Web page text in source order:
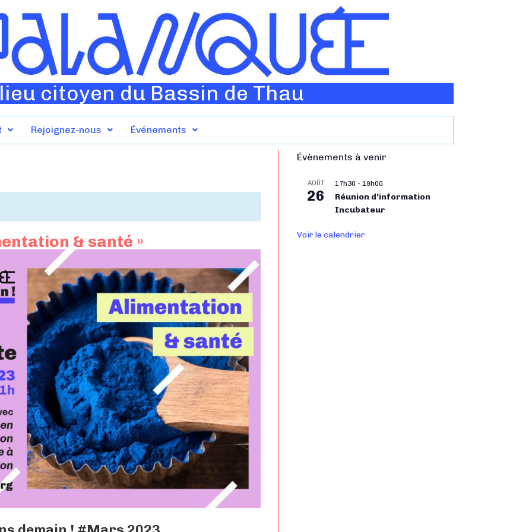
citoyen du Bassin de Thau
Rejoignez-nous Événements
& santé »
Évènements à venir
AOÛT
26
17h30 -19h00
Réunion d’information
Incubateur
Voir le calendrier